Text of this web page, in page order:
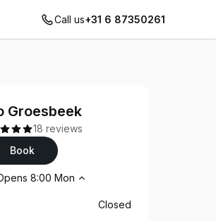
Call us+31 6 87350261
Groesbeek
18 reviews
Book
8:00 Mon
Closed